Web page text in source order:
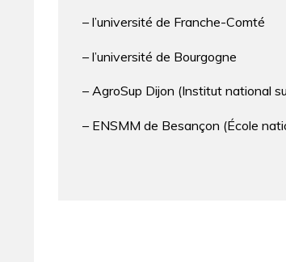
– l’université de Franche-Comté
– l’université de Bourgogne
– AgroSup Dijon (Institut national
– ENSMM de Besançon (École